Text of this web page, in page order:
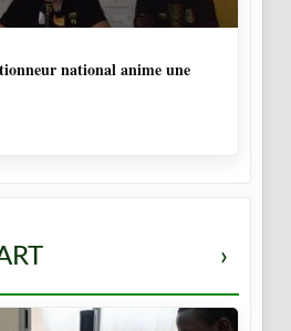
national anime une
›